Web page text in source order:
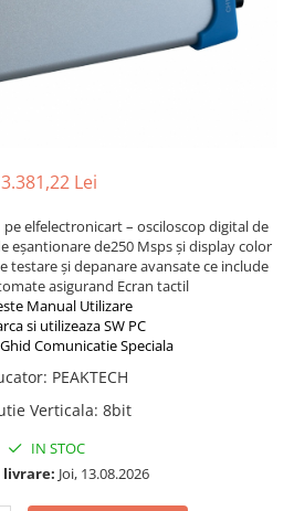
3.381,22 Lei
pe elfelectronicart – osciloscop digital de
eșantionare de250 Msps și display color
testare și depanare avansate ce include
asigurand Ecran tactil
Manual Utilizare
si utilizeaza SW PC
Comunicatie Speciala
: PEAKTECH
Verticala: 8bit
IN STOC
livrare: Joi, 13.08.2026